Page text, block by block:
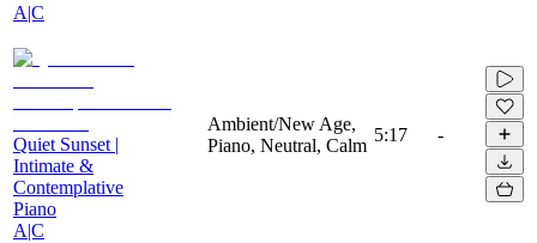
A|C
Quiet Sunset |
Intimate &
Contemplative
Piano
A|C
Ambient/New Age,
Piano, Neutral, Calm
5:17 -